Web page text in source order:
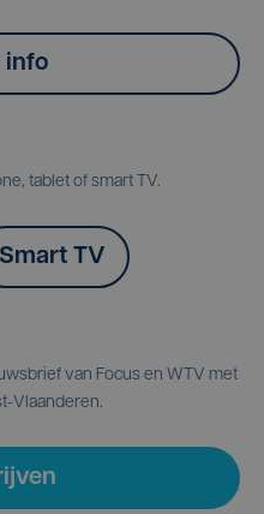
info
tablet of smart TV.
Smart TV
van Focus en WTV met
Vlaanderen.